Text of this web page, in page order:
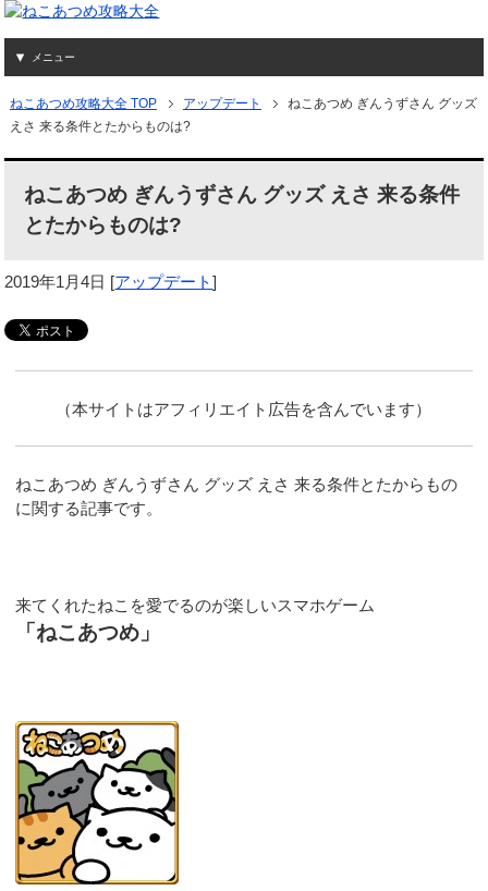
メニュー
ねこあつめ攻略大全 TOP アップデート
ねこあつめ ぎんうずさん グッズ
えさ 来る条件とたからものは?
ねこあつめ ぎんうずさん グッズ えさ 来る条件
とたからものは?
2019年1月4日 [アップデート]
（本サイトはアフィリエイト広告を含んでいます）
ねこあつめ ぎんうずさん グッズ えさ 来る条件とたからもの
に関する記事です。
来てくれたねこを愛でるのが楽しいスマホゲーム
「ねこあつめ」